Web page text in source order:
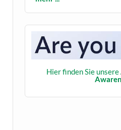
Hier finden Sie